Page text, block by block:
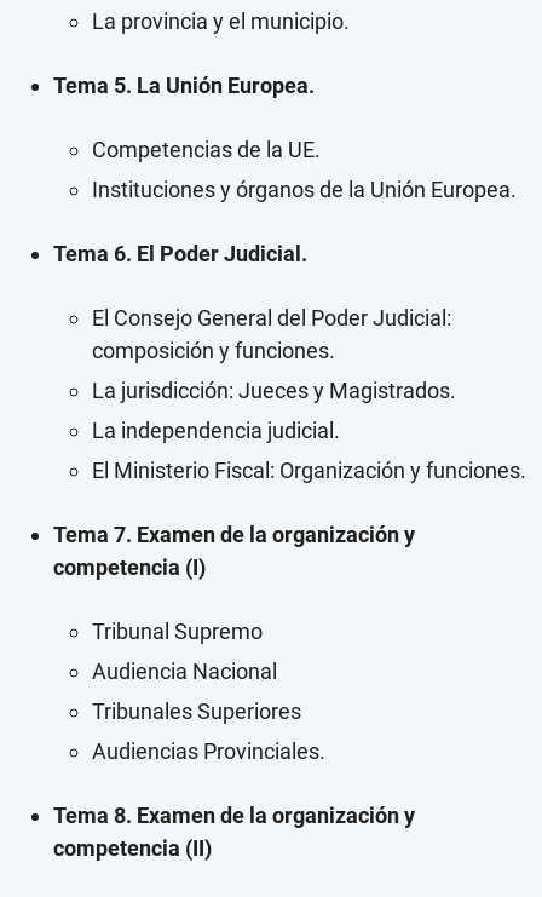
La provincia y el municipio.
Tema 5. La Unión Europea.
Competencias de la UE.
Instituciones y órganos de la Unión Europea.
Tema 6. El Poder Judicial.
El Consejo General del Poder Judicial:
composición y funciones.
La jurisdicción: Jueces y Magistrados.
La independencia judicial.
El Ministerio Fiscal: Organización y funciones.
Tema 7. Examen de la organización y
competencia (I)
Tribunal Supremo
Audiencia Nacional
Tribunales Superiores
Audiencias Provinciales.
Tema 8. Examen de la organización y
competencia (II)